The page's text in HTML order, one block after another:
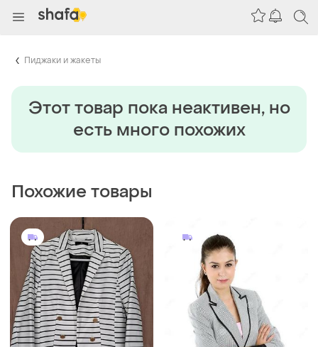
Пиджаки и жакеты
Этот товар пока неактивен, но
есть много похожих
Похожие товары